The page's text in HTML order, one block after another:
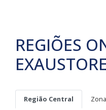
REGIÕES
Região Central